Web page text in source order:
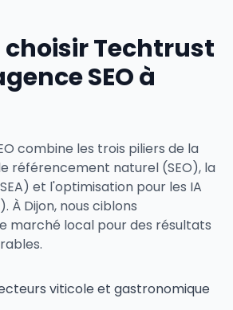
choisir Techtrust
SEO à
combine les trois piliers de la
référencement naturel (SEO), la
et l'optimisation pour les IA
À Dijon, nous ciblons
marché local pour des résultats
viticole et gastronomique